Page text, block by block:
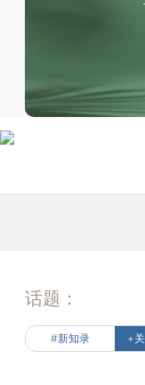
话题：
#新知录 +